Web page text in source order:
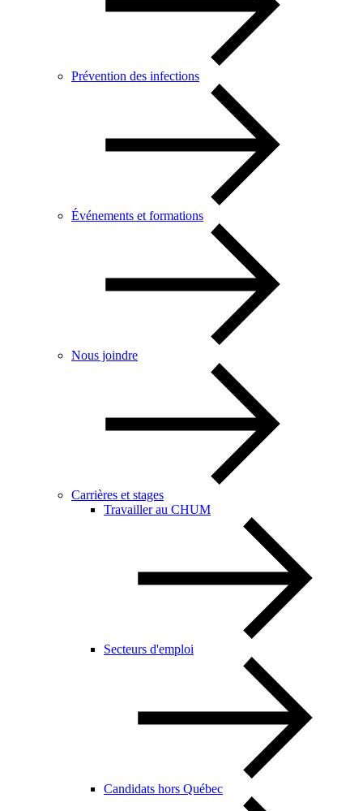
Prévention des infections
Événements et formations
Nous joindre
Carrières et stages
Travailler au CHUM
Secteurs d'emploi
Candidats hors Québec